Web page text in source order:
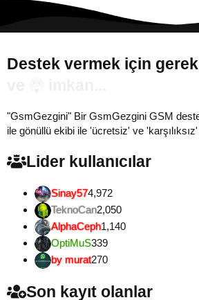
Destek vermek için
"GsmGezgini" Bir GsmGezgini GSM
ile gönüllü ekibi ile 'ücretsiz' ve
Lider kullanıcılar
Sinay574,972
TeknoCan2,050
AlphaCeph1,140
OptiMuS339
by murat270
Son kayıt olanlar